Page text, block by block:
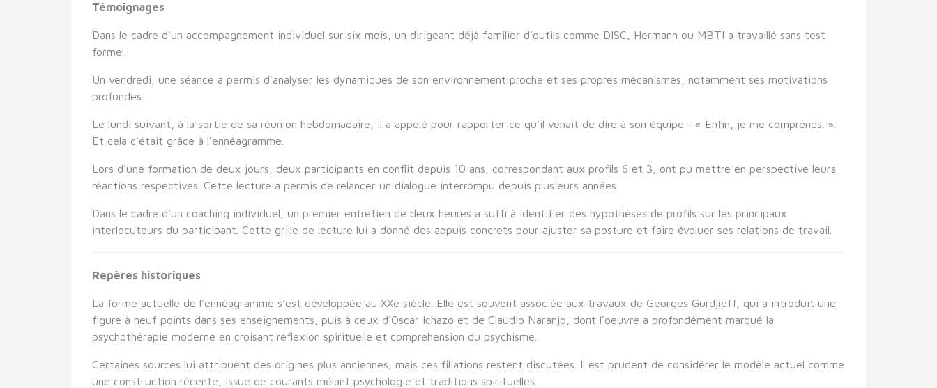
Témoignages
Dans le cadre d'un accompagnement individuel sur six mois, un dirigeant déjà familier d'outils comme DISC, Hermann ou MBTI a travaillé sans test
formel.
Un vendredi, une séance a permis d'analyser les dynamiques de son environnement proche et ses propres mécanismes, notamment ses motivations
profondes.
Le lundi suivant, à la sortie de sa réunion hebdomadaire, il a appelé pour rapporter ce qu'il venait de dire à son équipe : « Enfin, je me comprends. ».
Et cela c'était grâce à l'ennéagramme.
Lors d'une formation de deux jours, deux participants en conflit depuis 10 ans, correspondant aux profils 6 et 3, ont pu mettre en perspective leurs
réactions respectives. Cette lecture a permis de relancer un dialogue interrompu depuis plusieurs années.
Dans le cadre d'un coaching individuel, un premier entretien de deux heures a suffi à identifier des hypothèses de profils sur les principaux
interlocuteurs du participant. Cette grille de lecture lui a donné des appuis concrets pour ajuster sa posture et faire évoluer ses relations de travail.
Repères historiques
La forme actuelle de l'ennéagramme s'est développée au XXe siècle. Elle est souvent associée aux travaux de Georges Gurdjieff, qui a introduit une
figure à neuf points dans ses enseignements, puis à ceux d'Oscar Ichazo et de Claudio Naranjo, dont l'oeuvre a profondément marqué la
psychothérapie moderne en croisant réflexion spirituelle et compréhension du psychisme.
Certaines sources lui attribuent des origines plus anciennes, mais ces filiations restent discutées. Il est prudent de considérer le modèle actuel comme
une construction récente, issue de courants mêlant psychologie et traditions spirituelles.